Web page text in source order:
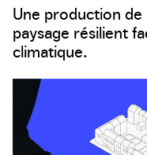
Une production
paysage résilient
climatique.